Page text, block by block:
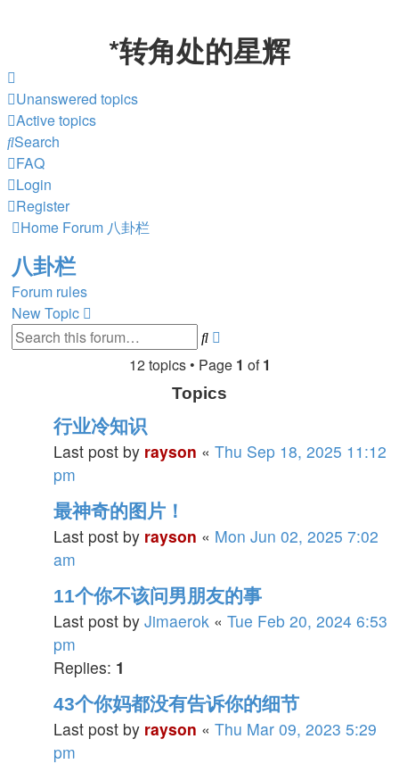
*转角处的星辉
Unanswered topics
Active topics
Search
FAQ
Login
Register
Home Forum 八卦栏
八卦栏
Forum rules
New Topic
Search
search
12 topics • Page 1 of1
Topics
行业冷知识
Last post by rayson « Thu Sep 18, 2025 11:12
pm
最神奇的图片！
Last post by rayson « Mon Jun 02, 2025 7:02
am
11个你不该问男朋友的事
Last post by Jimaerok « Tue Feb 20, 2024 6:53
pm
Replies: 1
43个你妈都没有告诉你的细节
Last post by rayson « Thu Mar 09, 2023 5:29
pm